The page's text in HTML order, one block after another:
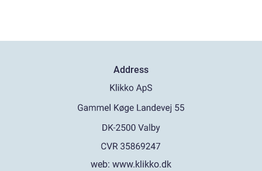
Address
web: www.klikko.dk